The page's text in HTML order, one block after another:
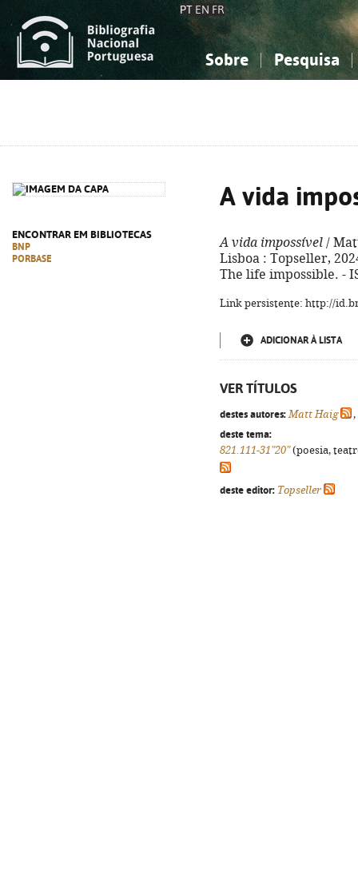
PT EN FR
Sobre Pesquisa
ENCONTRAR EM BIBLIOTECAS
BNP
PORBASE
A vida
A vida impossível /
Lisboa : Topseller,
The life impossible. -
Link persistente: http://
ADICIONAR À LISTA
VER TÍTULOS
destes autores: Matt Haig ,
deste tema:
821.111-31"20"(poesia,
deste editor: Topseller